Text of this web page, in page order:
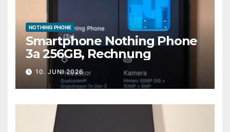
NOTHING PHONE
Smartphone Nothing Phone
3a 256GB, Rechnung
10. JUNI 2026